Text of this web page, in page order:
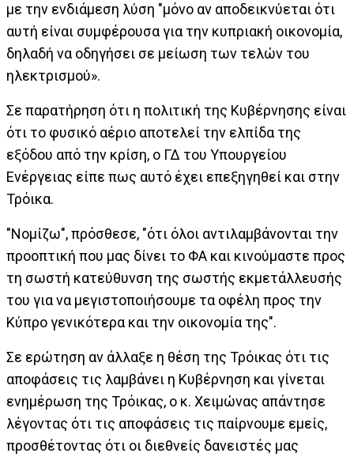
με την ενδιάμεση λύση "μόνο αν αποδεικνύεται ότι
αυτή είναι συμφέρουσα για την κυπριακή οικονομία,
δηλαδή να οδηγήσει σε μείωση των τελών του
ηλεκτρισμού».
Σε παρατήρηση ότι η πολιτική της Κυβέρνησης είναι
ότι το φυσικό αέριο αποτελεί την ελπίδα της
εξόδου από την κρίση, ο ΓΔ του Υπουργείου
Ενέργειας είπε πως αυτό έχει επεξηγηθεί και στην
Τρόικα.
"Νομίζω", πρόσθεσε, "ότι όλοι αντιλαμβάνονται την
προοπτική που μας δίνει το ΦΑ και κινούμαστε προς
τη σωστή κατεύθυνση της σωστής εκμετάλλευσής
του για να μεγιστοποιήσουμε τα οφέλη προς την
Κύπρο γενικότερα και την οικονομία της".
Σε ερώτηση αν άλλαξε η θέση της Τρόικας ότι τις
αποφάσεις τις λαμβάνει η Κυβέρνηση και γίνεται
ενημέρωση της Τρόικας, ο κ. Χειμώνας απάντησε
λέγοντας ότι τις αποφάσεις τις παίρνουμε εμείς,
προσθέτοντας ότι οι διεθνείς δανειστές μας